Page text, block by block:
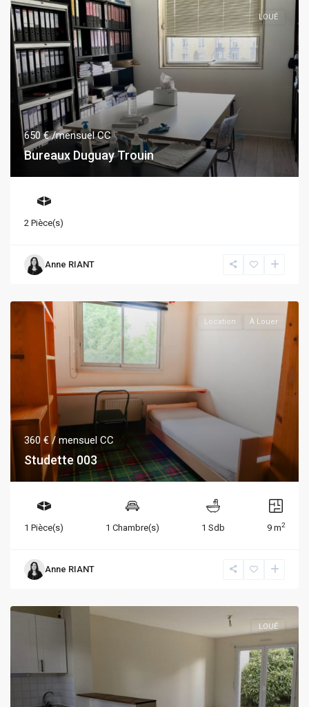
LOUÉ
650 €/mensuel CC
Bureaux Duguay Trouin
2 Pièce(s)
Anne RIANT
Location À Louer
360 €/ mensuel CC
Studette 003
1 Pièce(s) 1 Chambre(s) 1 Sdb 9 m2
Anne RIANT
LOUÉ